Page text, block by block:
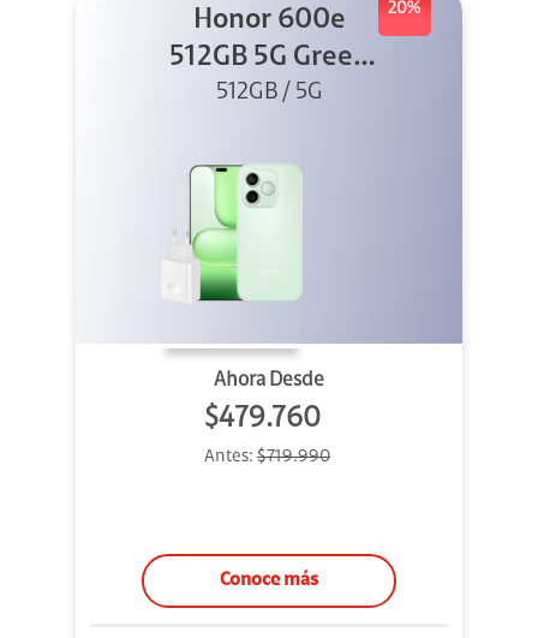
20%
Honor 600e
512GB 5G Green
+ 45W
512GB / 5G
Ahora Desde
$479.760
Antes: $719.990
Conoce más